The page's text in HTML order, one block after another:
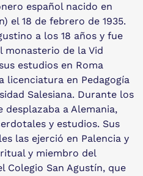
español nacido en
el 18 de febrero de 1935.
a los 18 años y fue
monasterio de la Vid
estudios en Roma
licenciatura en Pedagogía
Salesiana. Durante los
desplazaba a Alemania,
y estudios. Sus
las ejerció en Palencia y
y miembro del
Colegio San Agustín, que